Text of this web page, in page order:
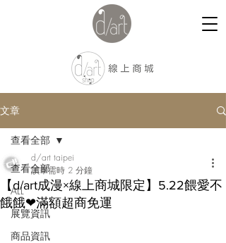
文章
查看全部
ALL
展覽資訊
商品資訊
查看全部
【d/art成漫×線上商城限定】5.22餵愛不
餓餓❤滿額超商免運
d/art taipei
讀畢需時 2 分鐘